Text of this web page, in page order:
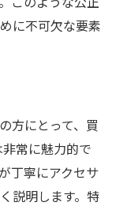
に不可欠な要素
方にとって、買
常に魅力的で
丁寧にアクセサ
説明します。特